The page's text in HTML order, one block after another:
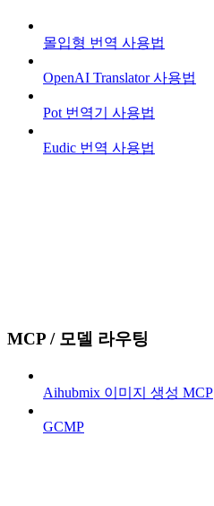
몰입형 번역 사용법
OpenAI Translator 사용법
Pot 번역기 사용법
Eudic 번역 사용법
MCP / 모델 라우팅
Aihubmix 이미지 생성 MCP
GCMP